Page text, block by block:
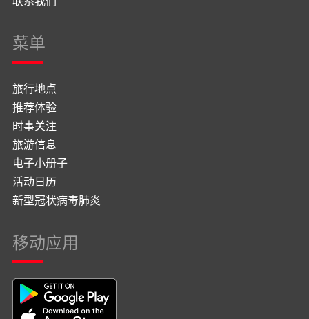
菜单
旅行地点
推荐体验
时事关注
旅游信息
电子小册子
活动日历
新型冠状病毒肺炎
移动应用